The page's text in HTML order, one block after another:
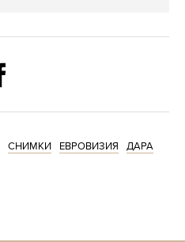
СНИМКИ ЕВРОВИЗИЯ
ДАРА